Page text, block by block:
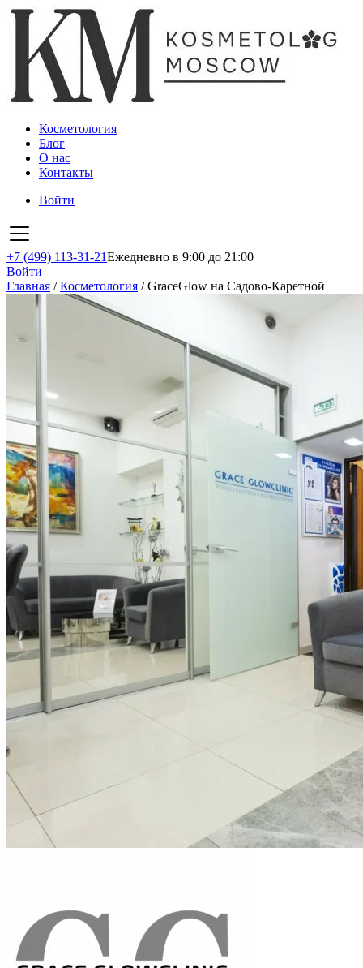
Косметология
Блог
О нас
Контакты
Войти
+7 (499) 113-31-21Ежедневно в 9:00 до 21:00
Войти
Главная /Косметология /GraceGlow на Садово-Каретной